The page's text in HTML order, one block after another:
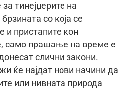
тинејџерите на
со која се
и пристапите кон
само прашање на време е
слични закони.
ќе најдат нови начини да
или нивната природа